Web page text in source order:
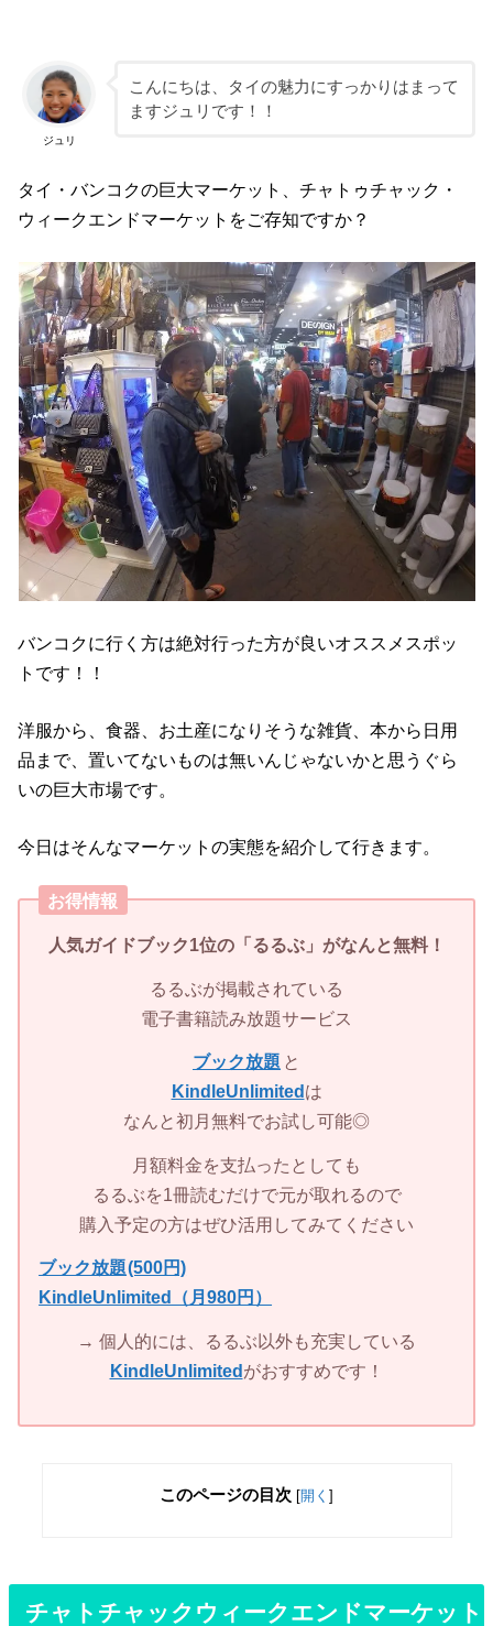
ジュリ
こんにちは、タイの魅力にすっかりはまって
ますジュリです！！
タイ・バンコクの巨大マーケット、チャトゥチャック・
ウィークエンドマーケットをご存知ですか？
バンコクに行く方は絶対行った方が良いオススメスポッ
トです！！
洋服から、食器、お土産になりそうな雑貨、本から日用
品まで、置いてないものは無いんじゃないかと思うぐら
いの巨大市場です。
今日はそんなマーケットの実態を紹介して行きます。
お得情報
人気ガイドブック1位の「 るるぶ」 がなんと無料！
るるぶが掲載されている
電子書籍読み放題サービス
ブック放題 と
KindleUnlimited は
なんと初月無料でお試し可能◎
月額料金を支払ったとしても
るるぶを1冊読むだけで元が取れるので
購入予定の方はぜひ活用してみてください
ブック放題(500円)
KindleUnlimited（月980円）
→ 個人的には、るるぶ以外も充実している
KindleUnlimited がおすすめです！
このページの目次 [開く ]
チャトチャックウィークエンドマーケット